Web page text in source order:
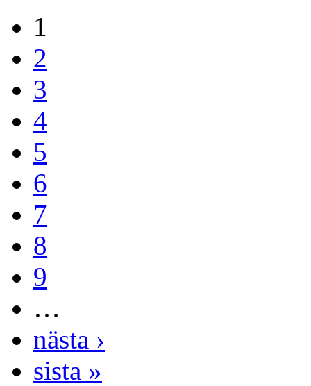
1
2
3
4
5
6
7
8
9
…
nästa ›
sista »